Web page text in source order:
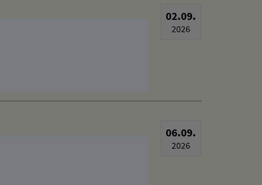
02.09.
2026
06.09.
2026